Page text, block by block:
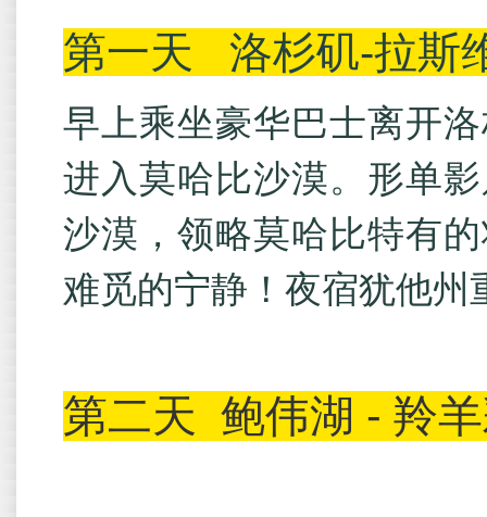
第一天 洛杉矶-拉斯
早上乘坐豪华巴士离开
进入莫哈比沙漠。形单
沙漠，领略莫哈比特有
难觅的宁静！夜宿犹他州
第二天 鲍伟湖 - 羚